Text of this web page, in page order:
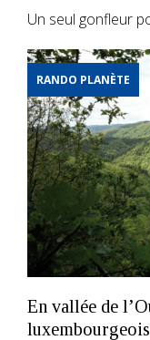
Un seul gonfleur
RANDO PLANÈTE
En vallée de